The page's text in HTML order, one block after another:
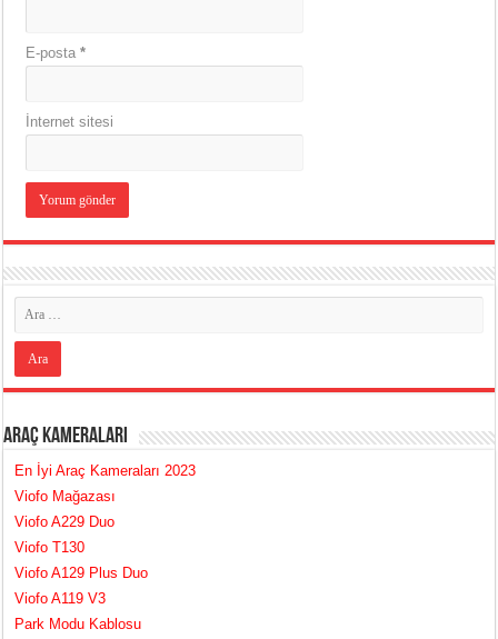
E-posta*
İnternet sitesi
Araç Kameraları
En İyi Araç Kameraları 2023
Viofo Mağazası
Viofo A229 Duo
Viofo T130
Viofo A129 Plus Duo
Viofo A119 V3
Park Modu Kablosu